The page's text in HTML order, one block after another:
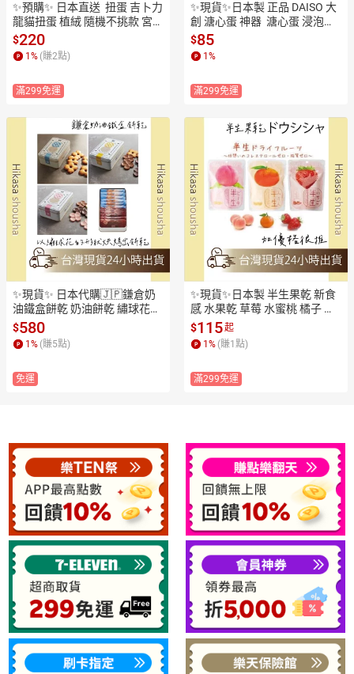
✨預購✨ 日本直送  扭蛋 吉卜力
龍貓扭蛋 植絨 隨機不挑款 宮崎
駿 龍貓 TOTORO 大灰龍貓 小
白龍貓 龍貓小梅
$220
1 % (賺2點)
滿299免運
✨現貨✨日本製 正品 DAISO 大
創 溏心蛋 神器  溏心蛋 浸泡盒
溏心蛋製作器 玉子燒 微波玉子
燒 日本廚房用品
$85
1 %
滿299免運
✨現貨✨ 日本代購🇯🇵鎌倉奶
油鐵盒餅乾 奶油餅乾 繡球花鐵
盒 神奈川日本鐵盒餅乾 鐵盒餅
乾 中秋 送禮
$580
1% (賺5點)
免運
✨現貨✨日本製 半生果乾 新食
感 水果乾 草莓 水蜜桃 橘子 超
好吃零嘴 零食 第一名 辦公室
公司 團購零食 健康零食
$115起
1% (賺1點)
滿299免運